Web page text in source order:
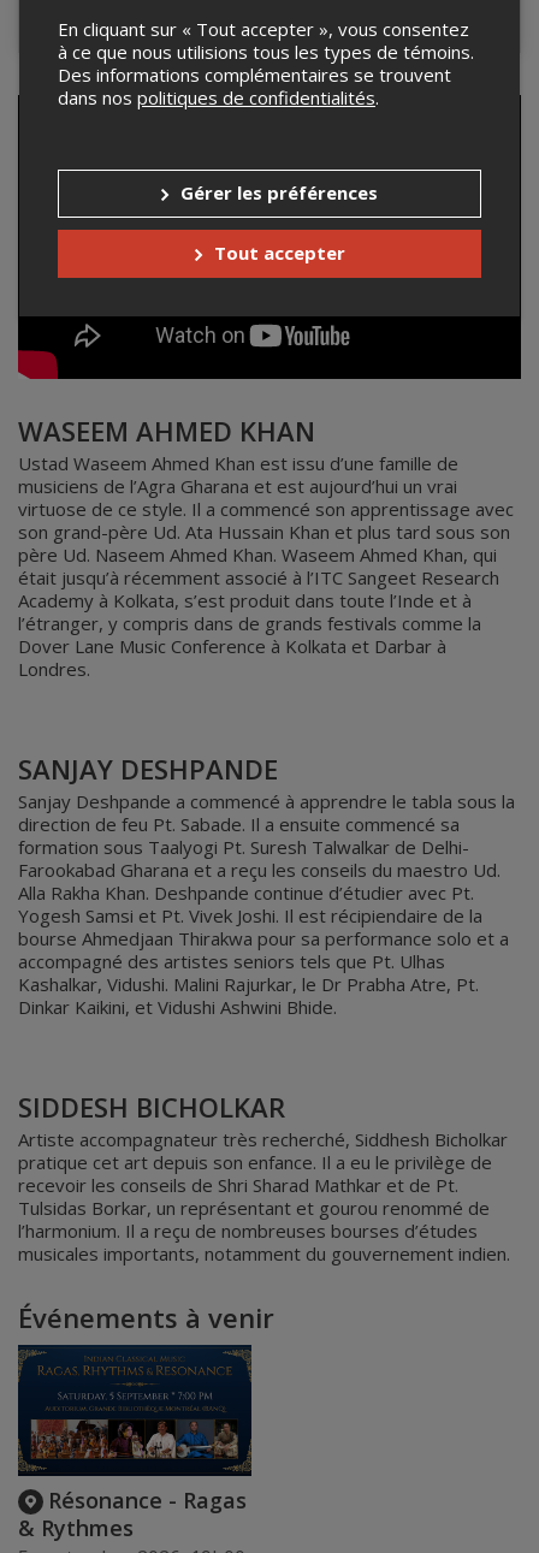
Contacter l'organisateur
WASEEM AHMED KHAN
Ustad Waseem Ahmed Khan est issu d’une famille de
musiciens de l’Agra Gharana et est aujourd’hui un vrai
virtuose de ce style. Il a commencé son apprentissage avec
son grand-père Ud. Ata Hussain Khan et plus tard sous son
père Ud. Naseem Ahmed Khan. Waseem Ahmed Khan, qui
était jusqu’à récemment associé à l’ITC Sangeet Research
Academy à Kolkata, s’est produit dans toute l’Inde et à
l’étranger, y compris dans de grands festivals comme la
Dover Lane Music Conference à Kolkata et Darbar à
Londres.
SANJAY DESHPANDE
Sanjay Deshpande a commencé à apprendre le tabla sous la
direction de feu Pt. Sabade. Il a ensuite commencé sa
formation sous Taalyogi Pt. Suresh Talwalkar de Delhi-
Farookabad Gharana et a reçu les conseils du maestro Ud.
Alla Rakha Khan. Deshpande continue d’étudier avec Pt.
Yogesh Samsi et Pt. Vivek Joshi. Il est récipiendaire de la
bourse Ahmedjaan Thirakwa pour sa performance solo et a
accompagné des artistes seniors tels que Pt. Ulhas
Kashalkar, Vidushi. Malini Rajurkar, le Dr Prabha Atre, Pt.
Dinkar Kaikini, et Vidushi Ashwini Bhide.
SIDDESH BICHOLKAR
Artiste accompagnateur très recherché, Siddhesh Bicholkar
pratique cet art depuis son enfance. Il a eu le privilège de
recevoir les conseils de Shri Sharad Mathkar et de Pt.
Tulsidas Borkar, un représentant et gourou renommé de
l’harmonium. Il a reçu de nombreuses bourses d’études
musicales importants, notamment du gouvernement indien.
Événements à venir
Résonance - Ragas
& Rythmes
En cliquant sur « Tout accepter », vous consentez
à ce que nous utilisions tous les types de témoins.
Des informations complémentaires se trouvent
dans nos politiques de confidentialités.
Gérer les préférences
Tout accepter